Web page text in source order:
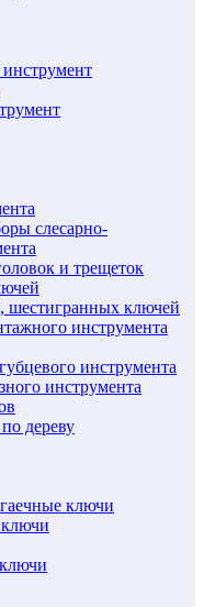
слесарно-
и трещеток
шестигранных ключей
инструмента
инструмента
инструмента
дереву
ключи